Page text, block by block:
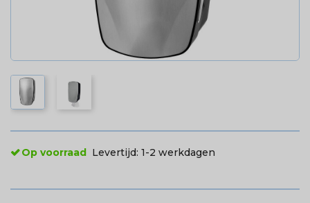
Op voorraad Levertijd: 1-2 werkdagen